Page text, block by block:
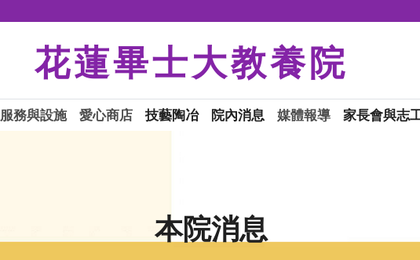
花蓮畢士大教養院
服務與設施 愛心商店 技藝陶冶 院內消息 媒體報導 家長會與志
本院消息